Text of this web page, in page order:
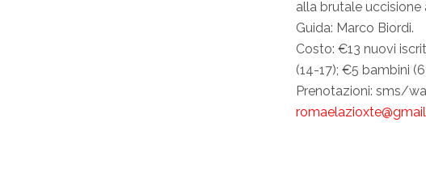
alla brutale uccisione
Guida: Marco Biordi.
Costo: €13 nuovi
(14-17); €5 bambini
Prenotazioni: sms/